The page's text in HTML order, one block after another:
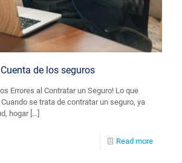
de los seguros
Errores al Contratar un Seguro! Lo que
se trata de contratar un seguro, ya
hogar[…]
Read more